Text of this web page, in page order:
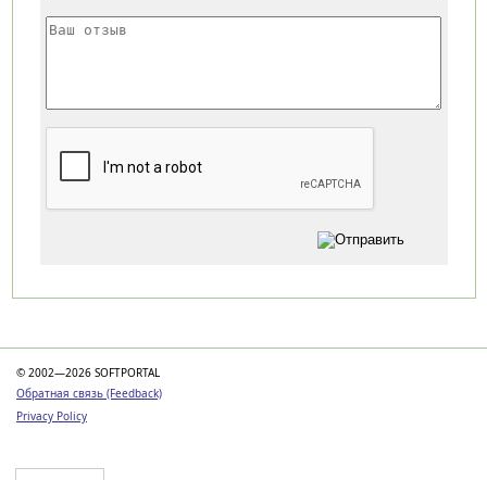
© 2002—2026 SOFTPORTAL
Обратная связь (Feedback)
Privacy Policy